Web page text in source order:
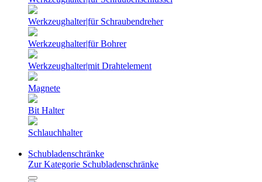
Werkzeughalter|für Schraubendreher
Werkzeughalter|für Bohrer
Werkzeughalter|mit Drahtelement
Magnete
Bit Halter
Schlauchhalter
Schubladenschränke
Zur Kategorie Schubladenschränke